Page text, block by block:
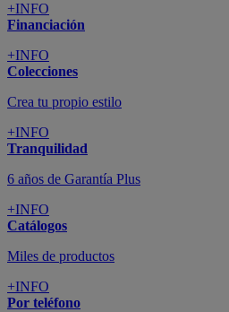
+INFO
Financiación
+INFO
Colecciones
Crea tu propio estilo
+INFO
Tranquilidad
6 años de Garantía Plus
+INFO
Catálogos
Miles de productos
+INFO
Por teléfono